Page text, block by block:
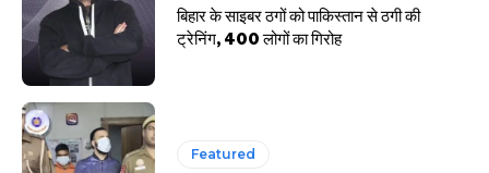
HIGHLIGHT
हर खाते के बदले मिलते थे 20 से 25 हजार
बिहार के साइबर ठगों को पाकिस्तान से ठगी की
ट्रेनिंग, 400 लोगों का गिरोह
Featured